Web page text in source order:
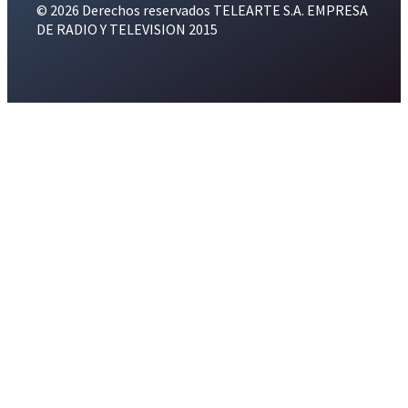
© 2026 Derechos reservados TELEARTE S.A. EMPRESA
DE RADIO Y TELEVISION 2015